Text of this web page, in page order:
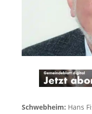
Schwebheim: Hans